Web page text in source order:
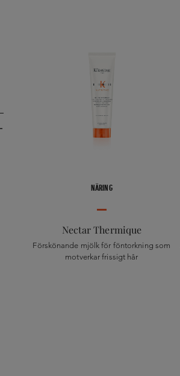
NÄRING
Nectar Thermique
Förskönande mjölk för föntorkning som
motverkar frissigt hår